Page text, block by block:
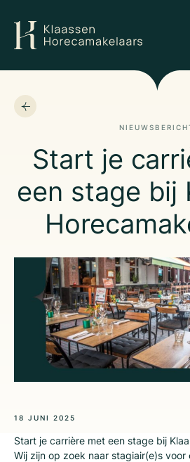
Start je
een stage bij
18 JUNI 2025
Start je carrière met een stage bij
Wij zijn op zoek naar stagiair(e)s voor